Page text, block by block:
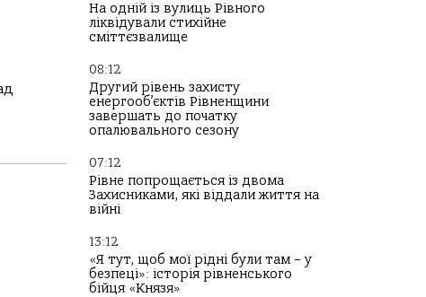
На одній із вулиць Рівного
ліквідували стихійне
сміттєзвалище
08:12
Другий рівень захисту
енергооб’єктів Рівненщини
завершать до початку
опалювального сезону
07:12
Рівне попрощається із двома
Захисниками, які віддали життя на
війні
13:12
«Я тут, щоб мої рідні були там – у
безпеці»: історія рівненського
бійця «Князя»